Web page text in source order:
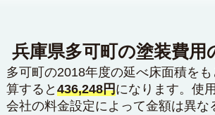
兵庫県多可町の塗装費用
多可町の2018年度の延べ床面積を
算すると 436,248円になります。使
会社の料金設定によって金額は異な